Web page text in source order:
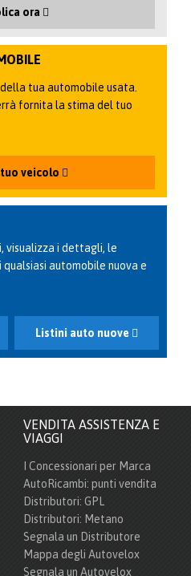
ora
tua automobile usata.
fornita la stima del tuo
veicolo
visualizza i dettagli, le
automobile nuova e
Listini auto nuove
VENDITA ASSISTENZA E
VIAGGI
I Concessionari per Marca
AutoRicambi: punti vendita
Distributori: GPL
Distributori: Metano
Segnala un Distributore
Mappa degli Autovelox
Segnala un Autovelox